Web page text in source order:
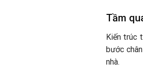
Tầm
Kiến trúc
bước
nhà.